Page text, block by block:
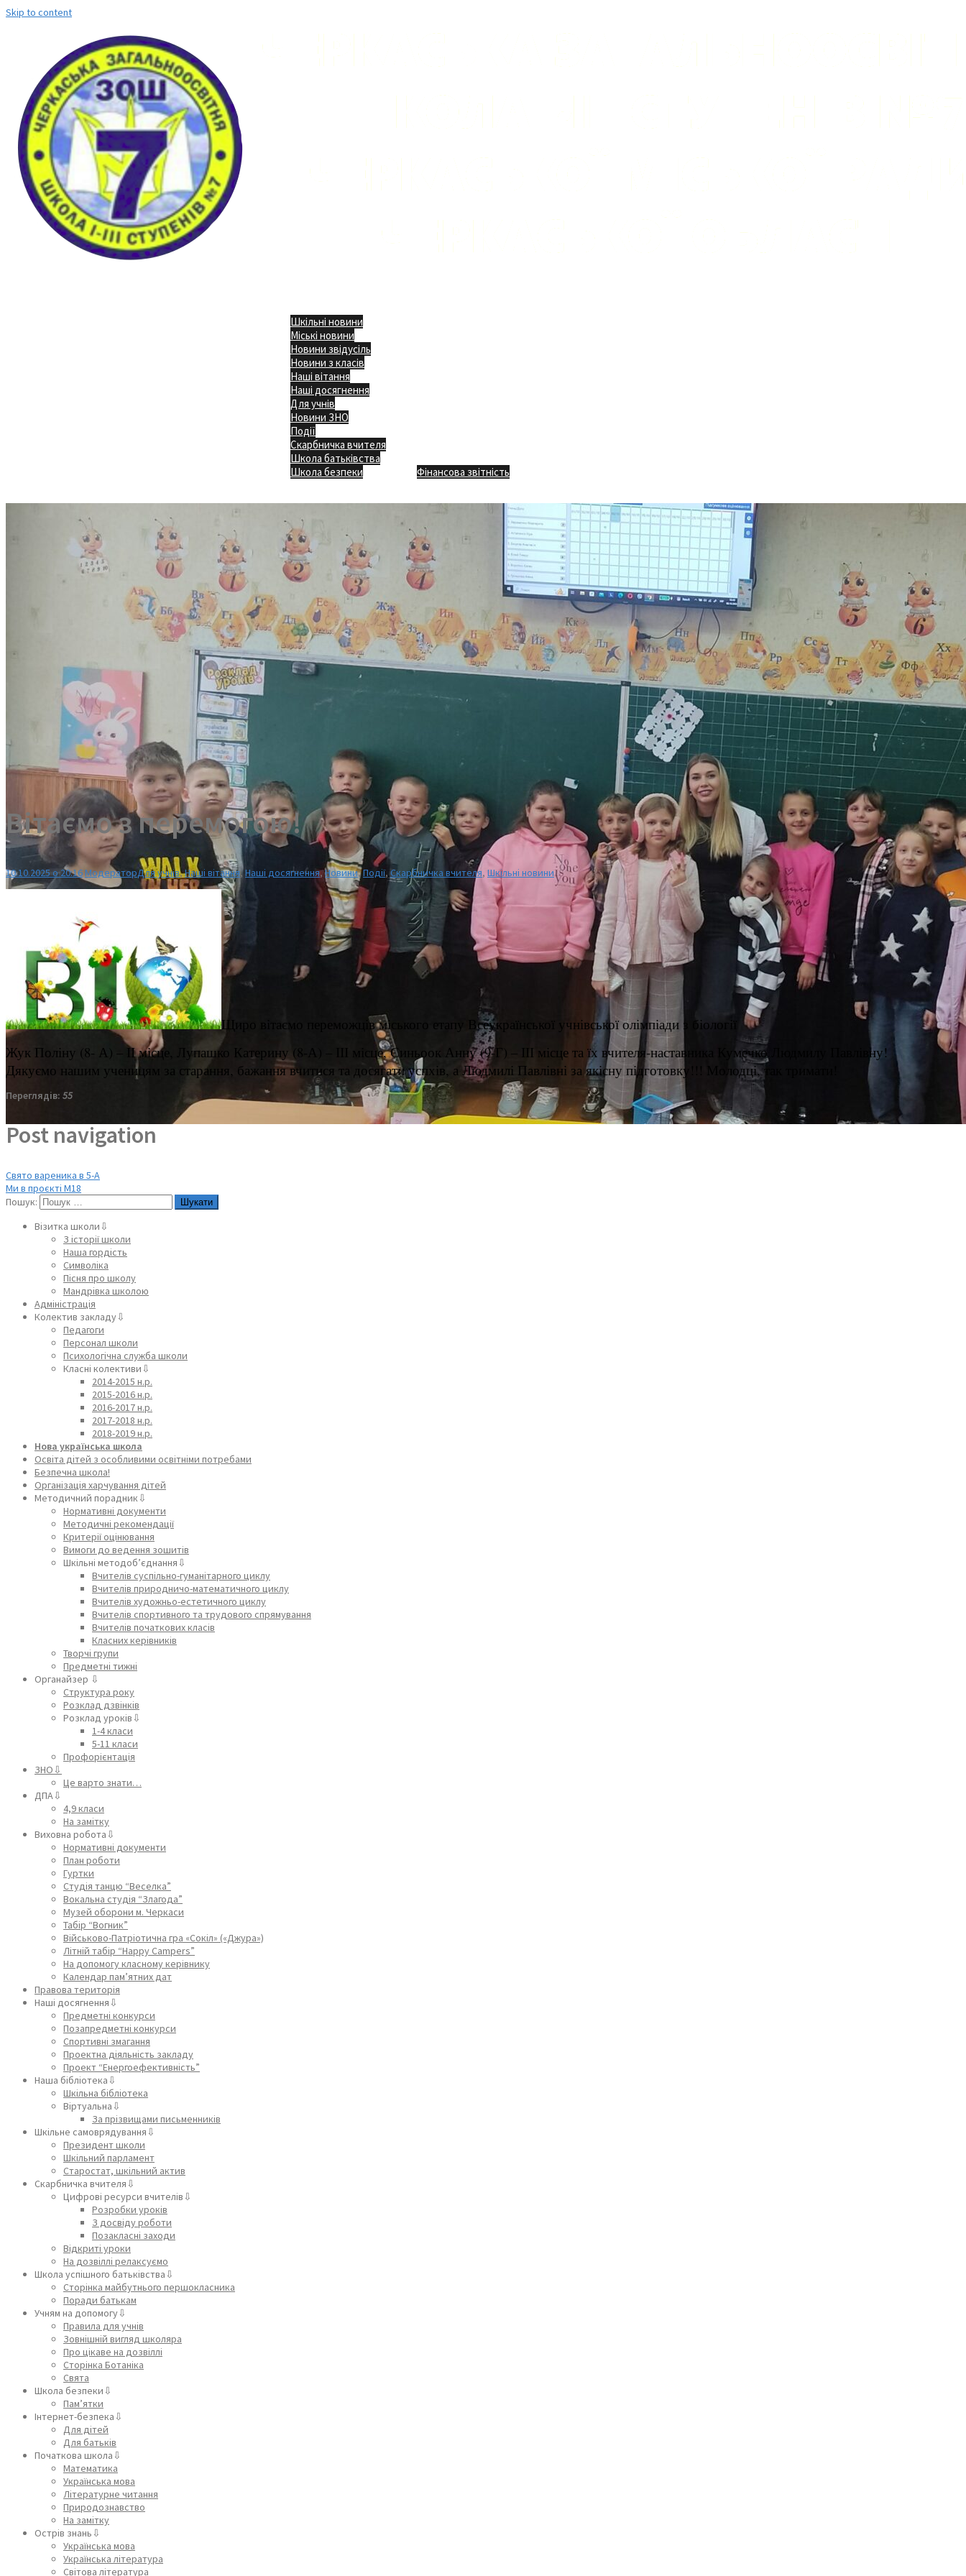
Skip to content
Шкільні новини
Міські новини
Новини звідусіль
Новини з класів
Наші вітання
Наші досягнення
Для учнів
Новини ЗНО
Події
Скарбничка вчителя
Школа батьківства
Школа безпеки
Фінансова звітність
Вітаємо з перемогою!
10.10.2025 о 20:16МодераторДля учнів,Наші вітання,Наші досягнення,Новини,Події,Скарбничка вчителя, Шкільні новини
Щиро вітаємо переможців міського етапу Всеукраїнської учнівської олімпіади з біології
Жук Поліну (8- А) – ІІ місце,
Лупашко Катерину (8-А) – ІІІ місце,Синьоок Анну (9-Г) – ІІІ місце та їх вчителя-наставника Кумечко Людмилу Павлівну!
Дякуємо нашим ученицям за старання, бажання вчитися та досягати успхів, а Людмилі Павлівні за якісну підготовку!!! Молодці, так тримати!
Переглядів: 55
Post navigation
Свято вареника в 5-А
Ми в проєкті М18
Пошук:
Візитка школи⇩
З історії школи
Наша гордість
Символіка
Пісня про школу
Мандрівка школою
Адміністрація
Колектив закладу⇩
Педагоги
Персонал школи
Психологічна служба школи
Класні колективи⇩
2014-2015 н.р.
2015-2016 н.р.
2016-2017 н.р.
2017-2018 н.р.
2018-2019 н.р.
Нова українська школа
Освіта дітей з особливими освітніми потребами
Безпечна школа!
Організація харчування дітей
Методичний порадник⇩
Нормативні документи
Методичні рекомендації
Критерії оцінювання
Вимоги до ведення зошитів
Шкільні методоб’єднання⇩
Вчителів суспільно-гуманітарного циклу
Вчителів природничо-математичного циклу
Вчителів художньо-естетичного циклу
Вчителів спортивного та трудового спрямування
Вчителів початкових класів
Класних керівників
Творчі групи
Предметні тижні
Органайзер ⇩
Структура року
Розклад дзвінків
Розклад уроків⇩
1-4 класи
5-11 класи
Профорієнтація
ЗНО⇩
Це варто знати…
ДПА⇩
4,9 класи
На замітку
Виховна робота⇩
Нормативні документи
План роботи
Гуртки
Студія танцю “Веселка”
Вокальна студія “Злагода”
Музей оборони м. Черкаси
Табір “Вогник”
Військово-Патріотична гра «Сокіл» («Джура»)
Літній табір “Happy Campers”
На допомогу класному керівнику
Календар пам’ятних дат
Правова територія
Наші досягнення⇩
Предметні конкурси
Позапредметні конкурси
Спортивні змагання
Проектна діяльність закладу
Проект “Енергоефективність”
Наша бібліотека⇩
Шкільна бібліотека
Віртуальна⇩
За прізвищами письменників
Шкільне самоврядування⇩
Президент школи
Шкільний парламент
Старостат, шкільний актив
Скарбничка вчителя⇩
Цифрові ресурси вчителів⇩
Розробки уроків
З досвіду роботи
Позакласні заходи
Відкриті уроки
На дозвіллі релаксуємо
Школа успішного батьківства⇩
Сторінка майбутнього першокласника
Поради батькам
Учням на допомогу⇩
Правила для учнів
Зовнішній вигляд школяра
Про цікаве на дозвіллі
Сторінка Ботаніка
Свята
Школа безпеки⇩
Пам’ятки
Інтернет-безпека⇩
Для дітей
Для батьків
Початкова школа⇩
Математика
Українська мова
Літературне читання
Природознавство
На замітку
Острів знань⇩
Українська мова
Українська література
Світова література